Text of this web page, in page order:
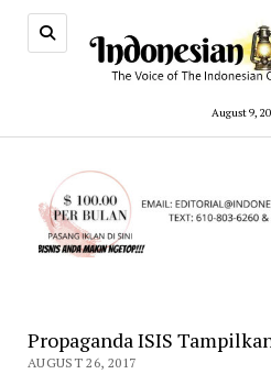
August 9,
Propaganda ISIS
AUGUST 26, 2017